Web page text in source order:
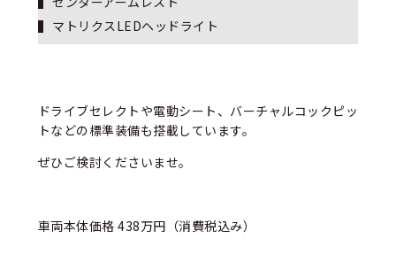
マトリクスLEDヘッドライト
ドライブセレクトや電動シート、バーチャルコックピッ
トなどの標準装備も搭載しています。
ぜひご検討くださいませ。
車両本体価格 438万円（消費税込み）